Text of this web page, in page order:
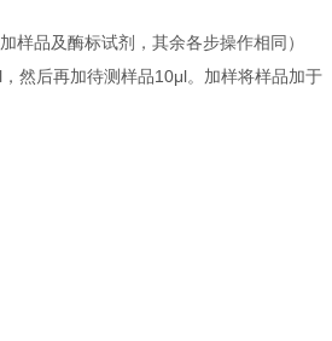
品及酶标试剂，其余各步操作相同）
然后再加待测样品10μl。加样将样品加于